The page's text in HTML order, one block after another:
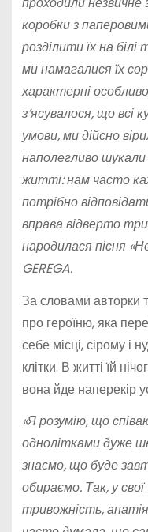
коробки з
розділити їх на
ми намагалися їх
характерні
з’ясувалося, що всі
умови, ми дійсно
наполегливо шукали
житті: нам часто
потрібно
вправа відверто
народилася пісня
GEREGA.
За словами авторки
про героїню, яка
себе місці, сірому і
клітки. В житті їй
вона йде наперекір
«Я розумію, що
однолітками дуже
знаємо, що буде
обираємо. Так, у свої
тривожність,